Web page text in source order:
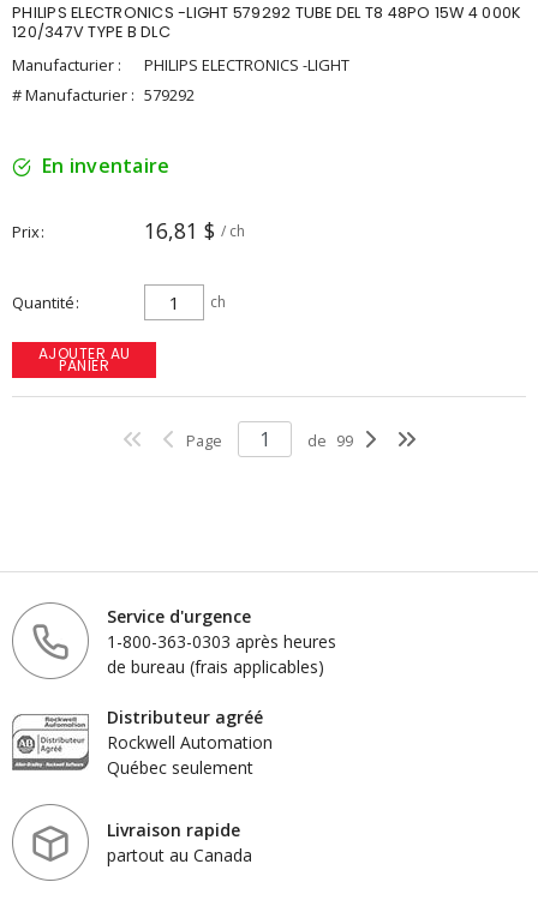
PHILIPS ELECTRONICS -LIGHT 579292 TUBE DEL T8 48PO 15W 4 000K
120/347V TYPE B DLC
Manufacturier :
PHILIPS ELECTRONICS -LIGHT
# Manufacturier : 579292
En inventaire
Prix 16,81 $ / ch
Quantité ch
AJOUTER AU
PANIER
Page de 99
Service d'urgence
1-800-363-0303 après heures
de bureau (frais applicables)
Distributeur agréé
Rockwell Automation
Québec seulement
Livraison rapide
partout au Canada